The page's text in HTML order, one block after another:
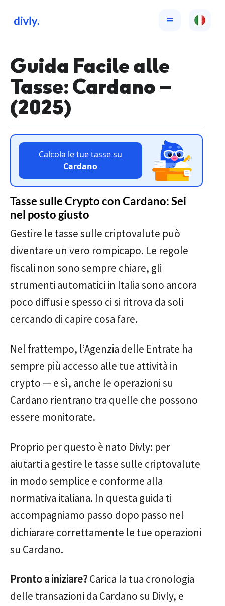
Guida Facile alle
Tasse: Cardano –
(2025)
Calcola le tue tasse su
Cardano
Tasse sulle Crypto con Cardano: Sei
nel posto giusto
Gestire le tasse sulle criptovalute può
diventare un vero rompicapo. Le regole
fiscali non sono sempre chiare, gli
strumenti automatici in Italia sono ancora
poco diffusi e spesso ci si ritrova da soli
cercando di capire cosa fare.
Nel frattempo, l’Agenzia delle Entrate ha
sempre più accesso alle tue attività in
crypto — e sì, anche le operazioni su
Cardano rientrano tra quelle che possono
essere monitorate.
Proprio per questo è nato Divly: per
aiutarti a gestire le tasse sulle criptovalute
in modo semplice e conforme alla
normativa italiana. In questa guida ti
accompagniamo passo dopo passo nel
dichiarare correttamente le tue operazioni
su Cardano.
Pronto a iniziare?Carica la tua cronologia
delle transazioni da Cardano su Divly, e